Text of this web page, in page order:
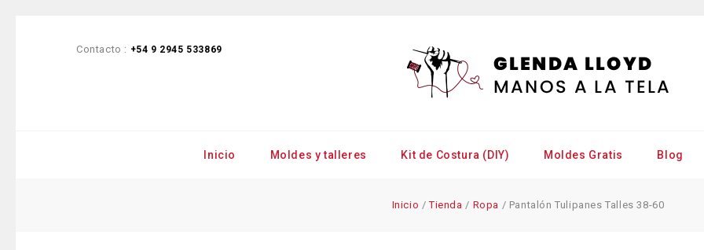
Contacto : +54 9 2945 533869
Inicio Moldes y talleres Kit de Costura (DIY) Moldes Gratis Blog
Inicio /Tienda / Ropa / Pantalón Tulipanes Talles 38-60